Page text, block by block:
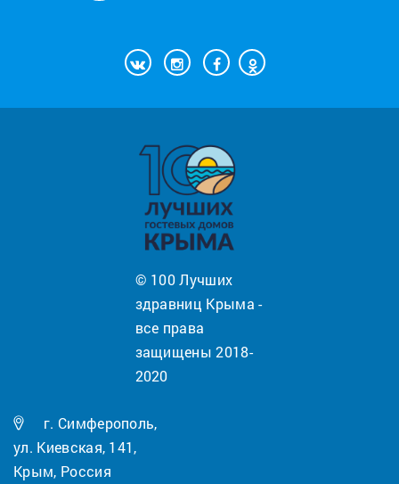
© 100 Лучших
здравниц Крыма -
все права
защищены 2018-
2020
г. Симферополь,
ул. Киевская, 141,
Крым, Россия